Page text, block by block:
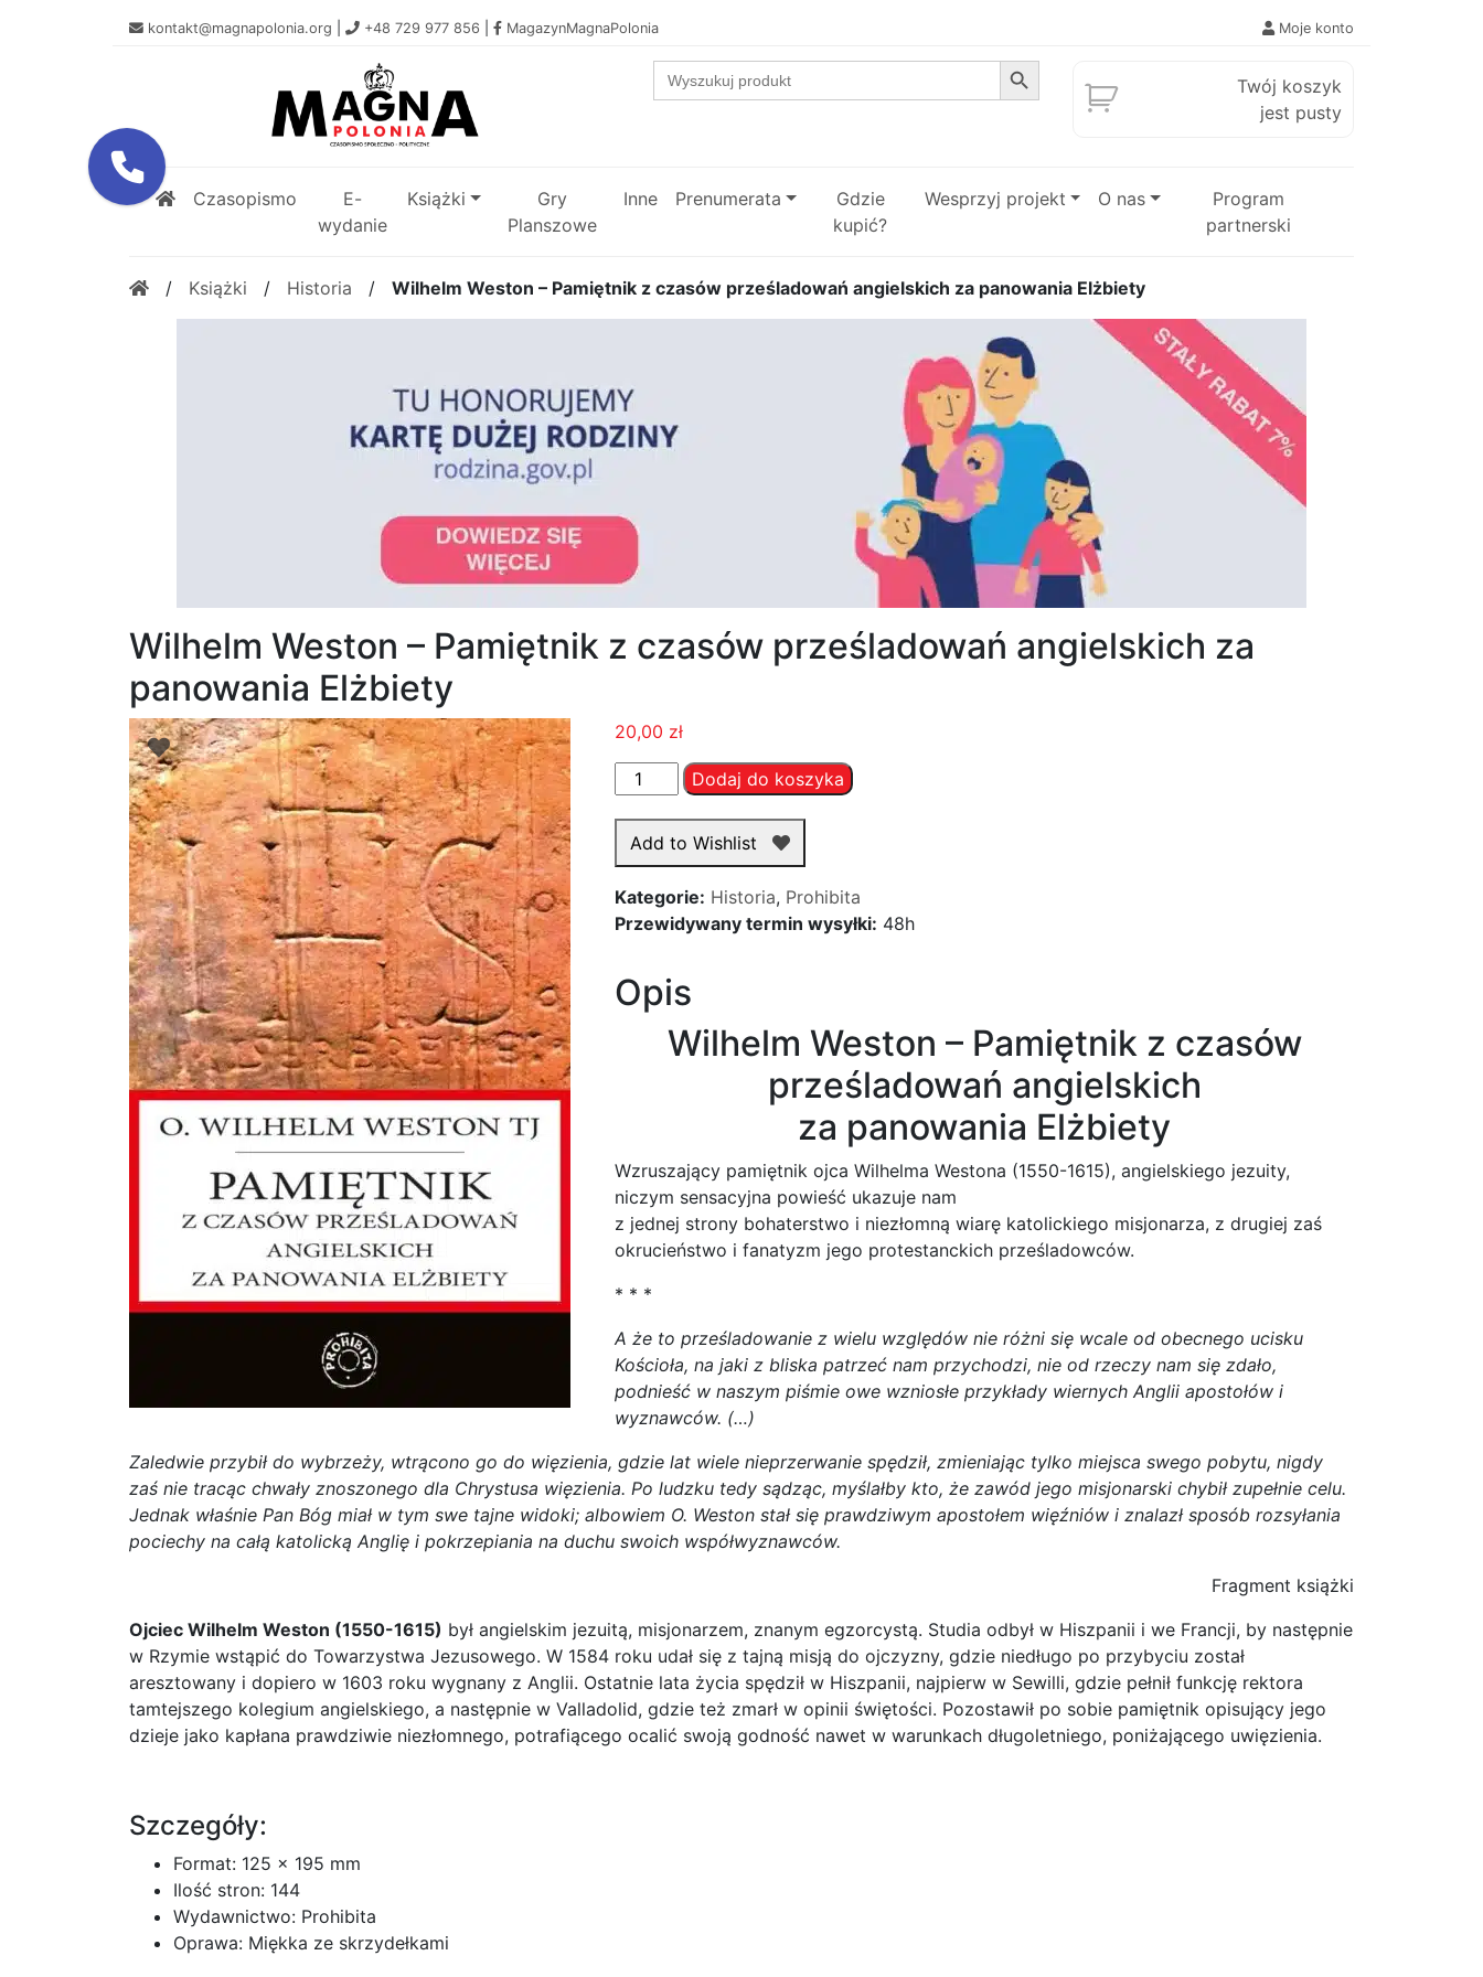
kontakt@magnapolonia.org +48 729 977 856 MagazynMagnaPolonia Moje konto
Search
for:
Search Button
Twój koszyk
jest pusty
Czasopismo
E-
wydanie
Książki
Gry
Planszowe
Inne Prenumerata
Gdzie
kupić?
Wesprzyj projekt O nas
Program
partnerski
/ Książki / Historia / Wilhelm Weston – Pamiętnik z czasów prześladowań angielskich za panowania Elżbiety
Wilhelm Weston – Pamiętnik z czasów prześladowań angielskich za
panowania Elżbiety
20,00 zł
ilość
Wilhelm
Weston
z
czasów
angielskich
za
panowania
Dodaj do koszyka
Add to Wishlist
Kategorie: Historia, Prohibita
Przewidywany termin wysyłki: 48h
Opis
Wilhelm Weston – Pamiętnik z czasów
prześladowań angielskich
za panowania Elżbiety
Wzruszający pamiętnik ojca Wilhelma Westona (1550-1615), angielskiego jezuity,
niczym sensacyjna powieść ukazuje nam
z jednej strony bohaterstwo i niezłomną wiarę katolickiego misjonarza, z drugiej zaś
okrucieństwo i fanatyzm jego protestanckich prześladowców.
* * *
A że to prześladowanie z wielu względów nie różni się wcale od obecnego ucisku
Kościoła, na jaki z bliska patrzeć nam przychodzi, nie od rzeczy nam się zdało,
podnieść w naszym piśmie owe wzniosłe przykłady wiernych Anglii apostołów i
wyznawców. (…)
Zaledwie przybił do wybrzeży, wtrącono go do więzienia, gdzie lat wiele nieprzerwanie spędził, zmieniając tylko miejsca swego pobytu, nigdy
zaś nie tracąc chwały znoszonego dla Chrystusa więzienia. Po ludzku tedy sądząc, myślałby kto, że zawód jego misjonarski chybił zupełnie celu.
Jednak właśnie Pan Bóg miał w tym swe tajne widoki; albowiem O. Weston stał się prawdziwym apostołem więźniów i znalazł sposób rozsyłania
pociechy na całą katolicką Anglię i pokrzepiania na duchu swoich współwyznawców.
Fragment książki
Ojciec Wilhelm Weston (1550-1615) był angielskim jezuitą, misjonarzem, znanym egzorcystą. Studia odbył w Hiszpanii i we Francji, by następnie
w Rzymie wstąpić do Towarzystwa Jezusowego. W 1584 roku udał się z tajną misją do ojczyzny, gdzie niedługo po przybyciu został
aresztowany i dopiero w 1603 roku wygnany z Anglii. Ostatnie lata życia spędził w Hiszpanii, najpierw w Sewilli, gdzie pełnił funkcję rektora
tamtejszego kolegium angielskiego, a następnie w Valladolid, gdzie też zmarł w opinii świętości. Pozostawił po sobie pamiętnik opisujący jego
dzieje jako kapłana prawdziwie niezłomnego, potrafiącego ocalić swoją godność nawet w warunkach długoletniego, poniżającego uwięzienia.
Szczegóły:
Format: 125 x 195 mm
Ilość stron: 144
Wydawnictwo: Prohibita
Oprawa: Miękka ze skrzydełkami